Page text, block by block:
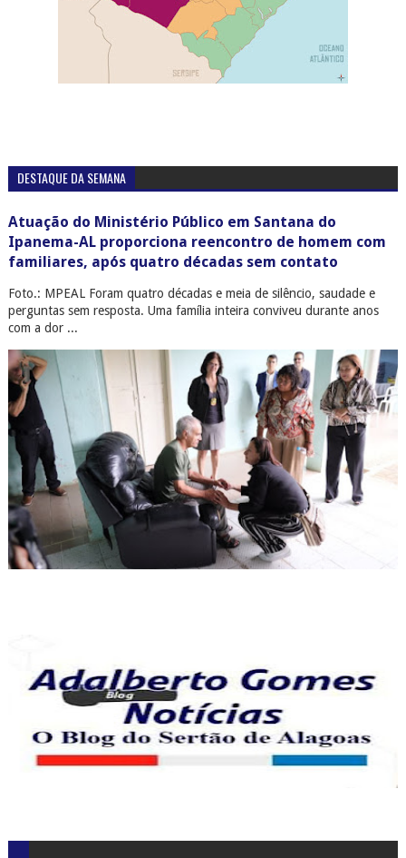
DESTAQUE DA SEMANA
Atuação do Ministério Público em Santana do
Ipanema-AL proporciona reencontro de homem com
familiares, após quatro décadas sem contato
Foto.: MPEAL Foram quatro décadas e meia de silêncio, saudade e
perguntas sem resposta. Uma família inteira conviveu durante anos
com a dor ...